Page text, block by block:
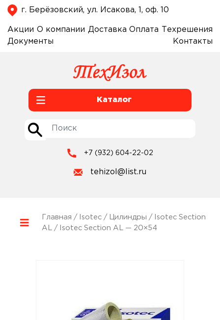
г. Берёзовский, ул. Исакова, 1, оф. 10
Акции О компании Доставка Оплата
Техрешения
Документы
Контакты
Каталог
+7 (932) 604-22-02
tehizol@list.ru
Главная / Isotec/ Цилиндры /
Isotec Section
AL
/ Isotec Section AL — 20×54